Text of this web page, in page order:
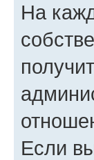
На
Если